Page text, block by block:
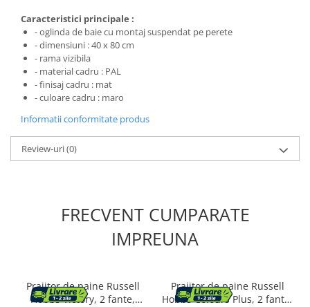
Caracteristici principale :
- oglinda de baie cu montaj suspendat pe perete
- dimensiuni : 40 x 80 cm
- rama vizibila
- material cadru : PAL
- finisaj cadru : mat
- culoare cadru : maro
Informatii conformitate produs
Review-uri(0)
FRECVENT CUMPARATE
IMPREUNA
Prajitor de paine Russell
Hobbs Victory, 2 fante,
Prajitor de paine Russell
Hobbs Colours Plus, 2 fante,